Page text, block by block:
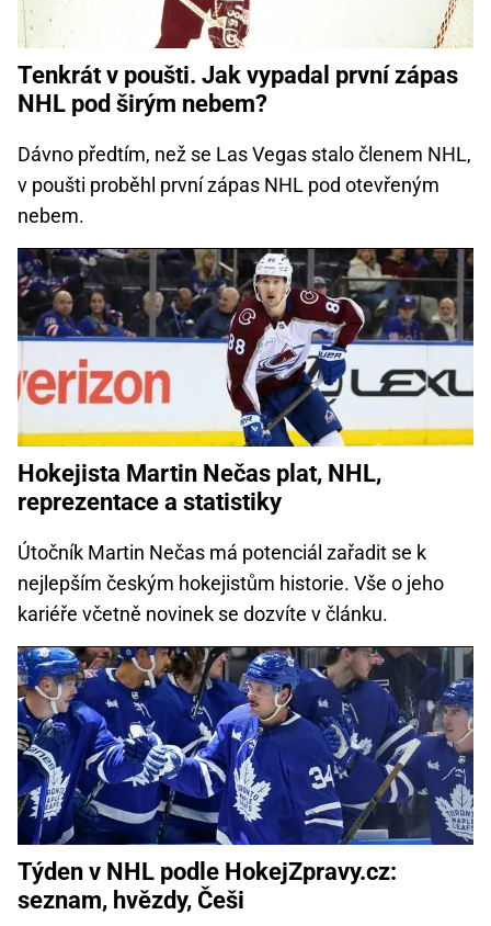
Tenkrát v poušti. Jak vypadal první zápas
NHL pod širým nebem?
Dávno předtím, než se Las Vegas stalo členem NHL,
v poušti proběhl první zápas NHL pod otevřeným
nebem.
Hokejista Martin Nečas plat, NHL,
reprezentace a statistiky
Útočník Martin Nečas má potenciál zařadit se k
nejlepším českým hokejistům historie. Vše o jeho
kariéře včetně novinek se dozvíte v článku.
Týden v NHL podle HokejZpravy.cz:
seznam, hvězdy, Češi